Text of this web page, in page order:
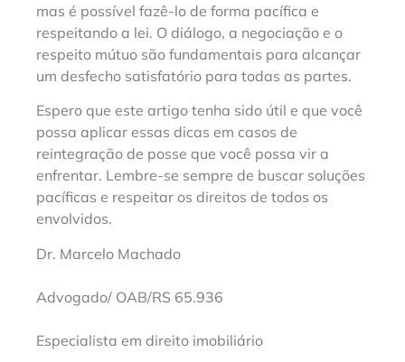
mas é possível fazê-lo de forma pacífica e
respeitando a lei. O diálogo, a negociação e o
respeito mútuo são fundamentais para alcançar
um desfecho satisfatório para todas as partes.
Espero que este artigo tenha sido útil e que você
possa aplicar essas dicas em casos de
reintegração de posse que você possa vir a
enfrentar. Lembre-se sempre de buscar soluções
pacíficas e respeitar os direitos de todos os
envolvidos.
Dr. Marcelo Machado
Advogado/ OAB/RS 65.936
Especialista em direito imobiliário